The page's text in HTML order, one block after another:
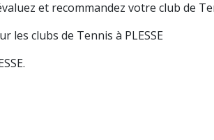
et recommandez votre club de
les clubs de Tennis à PLESSE